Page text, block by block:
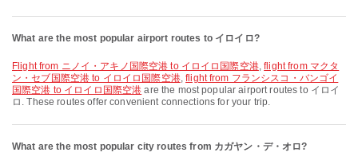
What are the most popular airport routes to イロイロ?
flight from ニノイ・アキノ国際空港 to イロイロ国際空港,flight from マクタ
ン・セブ国際空港 to イロイロ国際空港,flight from フランシスコ・バンゴイ
国際空港 to イロイロ国際空港 are the most popular airport routes to イロイ
ロ. These routes offer convenient connections for your trip.
What are the most popular city routes from カガヤン・デ・オロ?